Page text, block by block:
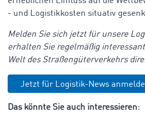
- und Logistikkosten situativ
Melden Sie sich jetzt für unsere
erhalten Sie regelmäßig
Welt des Straßengüterverkehrs
Jetzt für Logistik-News
Das könnte Sie auch interessieren: